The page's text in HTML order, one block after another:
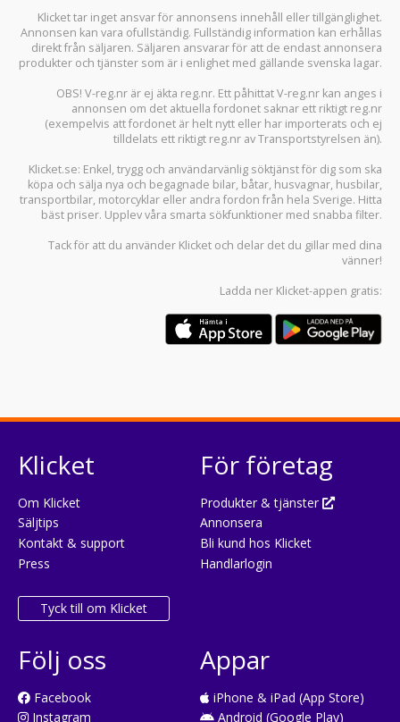
Klicket tar inget ansvar för annonsens innehåll eller tillgänglighet.
Annonsen kan vara ofullständig. Fullständig information kan erhållas
direkt från säljaren. Säljaren ansvarar för att de endast annonsera
produkter och tjänster som är i enlighet med gällande svenska lagar.
OBS! V-reg.nr är ej äkta reg.nr. Ett påhittat V-reg.nr kan anges i
annonsen om det aktuella fordonet saknar ett riktigt reg.nr
(exempelvis att fordonet är helt nytt eller har importerats och ej
tilldelats ett riktigt reg.nr av Transportstyrelsen än).
Klicket.se: Enkel, trygg och användarvänlig söktjänst för dig som ska
köpa och sälja nya och begagnade bilar, båtar, husvagnar, husbilar,
transportbilar, motorcyklar eller andra fordon från hela Sverige. Hitta
bäst priser. Upplev våra smarta sökfunktioner med snabba filter.
Tack för att du använder Klicket och delar det du gillar med dina
vänner!
Ladda ner Klicket-appen gratis:
Klicket
Om Klicket
Säljtips
Kontakt & support
Press
Tyck till om Klicket
För företag
Produkter & tjänster
Annonsera
Bli kund hos Klicket
Handlarlogin
Följ oss
Facebook
Instagram
Appar
iPhone & iPad (App Store)
Android (Google Play)